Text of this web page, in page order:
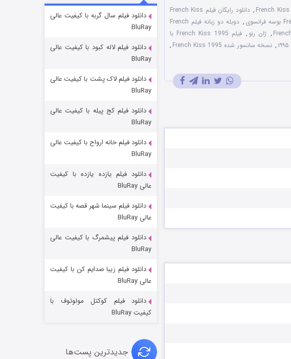
,
دانلود رایگان فیلم French Kiss
,
دوبله دو زبانه فیلم French
, ژان رنو ,
فیلم French Kiss 1995 با
, نسخه سانسور شده French Kiss 1995
,
شوگر فصل ۲
قسمت
خاندان اژدها فصل ۳
جادوگری در مغولستان
دانلود فیلم سال گربه با کیفیت عالی
BluRay
دانلود فیلم لاله کبود با کیفیت عالی
BluRay
دانلود فیلم لاک پشت با کیفیت عالی
BluRay
دانلود فیلم کج‌ پیله با کیفیت عالی
BluRay
دانلود فیلم خانه ارواح با کیفیت عالی
BluRay
دانلود فیلم یازده یازده با کیفیت
عالی BluRay
دانلود فیلم سینما شهر قصه با کیفیت
عالی BluRay
دانلود فیلم پیشمرگ با کیفیت عالی
BluRay
دانلود فیلم زیبا صدایم کن با کیفیت
عالی BluRay
دانلود فیلم کوکتل مولوتوف با
کیفیت BluRay
جدیدترین پست‌ها